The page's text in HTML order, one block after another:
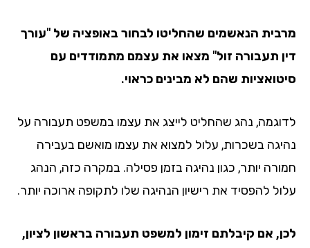
הנאשמים שהחליטו לבחור באופציה של "עורך
תעבורה זול" מצאו את עצמם מתמודדים עם
שהם לא מבינים כראוי.
נהג שהחליט לייצג את עצמו במשפט תעבורה על
בשכרות, עלול למצוא את עצמו מואשם בעבירה
יותר, כגון נהיגה בזמן פסילה. במקרה כזה, הנהג
להפסיד את רישיון הנהיגה שלו לתקופה ארוכה יותר.
אם קיבלתם זימון למשפט תעבורה בראשון לציון,